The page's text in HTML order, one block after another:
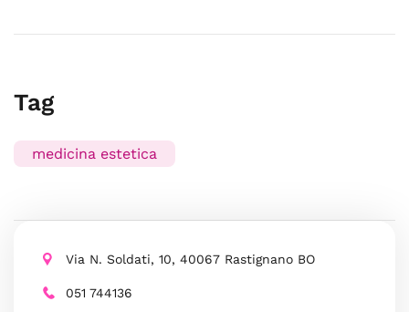
Tag
medicina estetica
Via N. Soldati, 10, 40067 Rastignano BO
051 744136